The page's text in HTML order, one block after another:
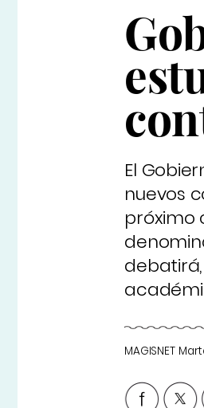
El
nuevos
próximo
MAGISNET